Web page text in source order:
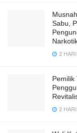
Sabu,
2
Pemilik
2